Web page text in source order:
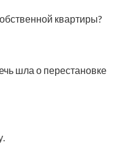
квартиры?
шла о перестановке